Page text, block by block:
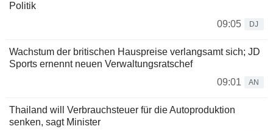
Politik
09:05
DJ
Wachstum der britischen Hauspreise verlangsamt sich; JD
Sports ernennt neuen Verwaltungsratschef
09:01
AN
Thailand will Verbrauchsteuer für die Autoproduktion
senken, sagt Minister